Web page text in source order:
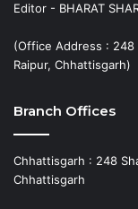
Editor - BHARAT
(Office Address : 248
Raipur, Chhattisgarh)
Branch Offices
Chhattisgarh : 248
Chhattisgarh